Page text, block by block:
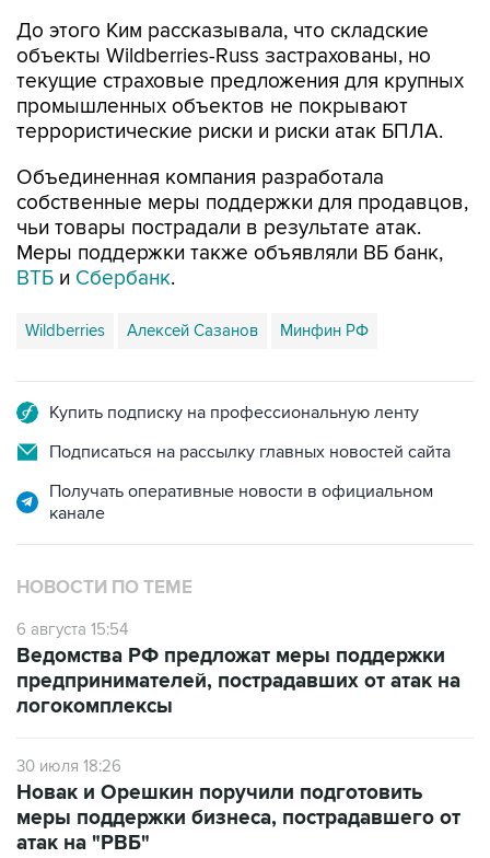
До этого Ким рассказывала, что складские
объекты Wildberries-Russ застрахованы, но
текущие страховые предложения для крупных
промышленных объектов не покрывают
террористические риски и риски атак БПЛА.
Объединенная компания разработала
собственные меры поддержки для продавцов,
чьи товары пострадали в результате атак.
Меры поддержки также объявляли ВБ банк,
ВТБ и Сбербанк.
Wildberries Алексей Сазанов Минфин РФ
Купить подписку на профессиональную ленту
Подписаться на рассылку главных новостей сайта
Получать оперативные новости в официальном
канале
НОВОСТИ ПО ТЕМЕ
6 августа 15:54
Ведомства РФ предложат меры поддержки
предпринимателей, пострадавших от атак на
логокомплексы
30 июля 18:26
Новак и Орешкин поручили подготовить
меры поддержки бизнеса, пострадавшего от
атак на "РВБ"